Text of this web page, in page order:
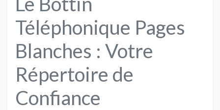
Téléphonique Pages
Blanches : Votre
Répertoire de
Confiance